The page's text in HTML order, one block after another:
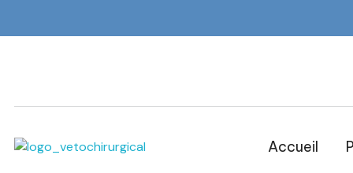
Accueil